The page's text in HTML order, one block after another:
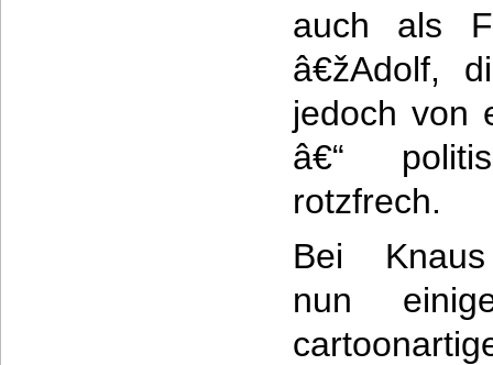
auch als
â€žAdolf,
jedoch von
â€“
rotzfrech.
Bei
nun